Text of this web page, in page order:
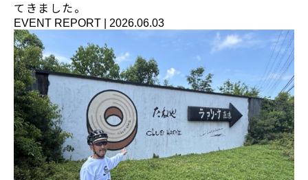
てきました。
EVENT REPORT 2026.06.03